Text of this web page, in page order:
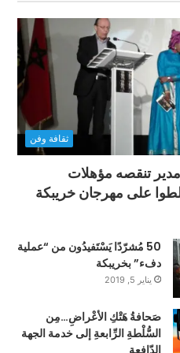
ثقافة وفن
تنقصه مؤهلات
على مهرجان خريبكة
50 مُشرّدًا يَسْتَفيدُون من “عملية
دفء” بخريبكة
يناير 5, 2019
صَحافةُ هَتْكِ الأعْراضِ…مِن
السُّلْطةِ الرِّابعةِ إلى خدمة الجهة
الدّافعةِ